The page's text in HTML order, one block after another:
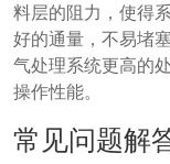
料层的阻力，使得
好的通量，不易堵
气处理系统更高的
操作性能。
常见问题解